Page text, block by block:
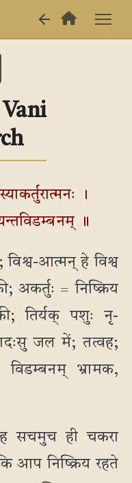
।
॥
आत्मन् हे विश्व
= निष्क्रिय
तिर्यक् पशुः नृ-
जल में; तत्वह;
विडम्बनम् भ्रामक,
सचमुच ही चकरा
आप निष्क्रिय रहते